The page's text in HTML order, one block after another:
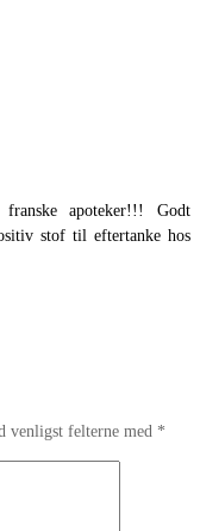
apoteker!!! Godt
stof til eftertanke hos
venligst felterne med *